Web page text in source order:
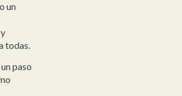
un
todas.
paso